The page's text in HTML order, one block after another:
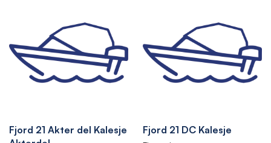
Fjord 21 Akter del Kalesje
Fjord 21 DC Kalesje